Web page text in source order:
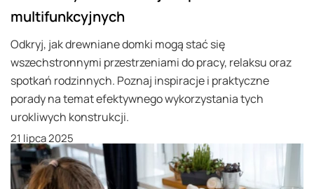
multifunkcyjnych
Odkryj, jak drewniane domki mogą stać się
wszechstronnymi przestrzeniami do pracy, relaksu oraz
spotkań rodzinnych. Poznaj inspiracje i praktyczne
porady na temat efektywnego wykorzystania tych
urokliwych konstrukcji.
21 lipca 2025